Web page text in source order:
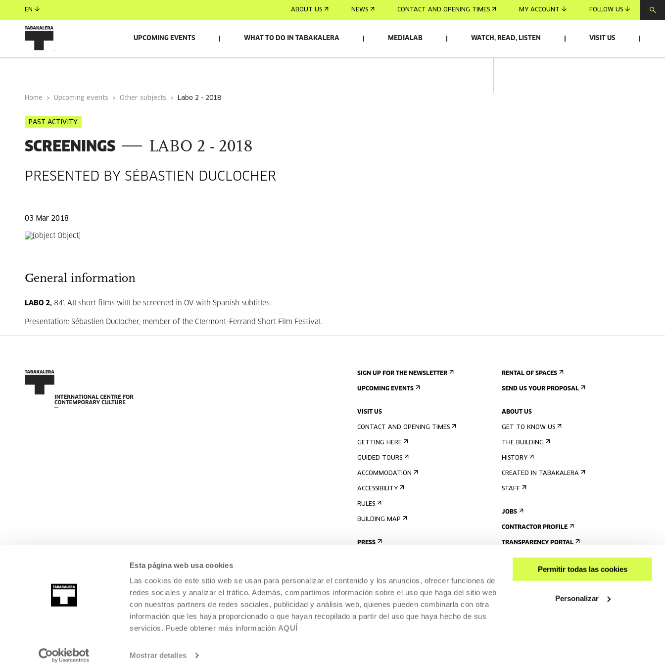
Esta página web usa cookies
Las cookies de este sitio web se usan para personalizar el contenido y los anuncios, ofrecer funciones de
redes sociales y analizar el tráfico. Además, compartimos información sobre el uso que haga del sitio web
con nuestros partners de redes sociales, publicidad y análisis web, quienes pueden combinarla con otra
información que les haya proporcionado o que hayan recopilado a partir del uso que haya hecho de sus
servicios. Puede obtener más información AQUÍ
Mostrar detalles
Permitir todas las cookies
Personalizar
EN ABOUT US NEWS CONTACT AND OPENING TIMES MY ACCOUNT FOLLOW US
UPCOMING EVENTS WHAT TO DO IN TABAKALERA MEDIALAB WATCH, READ, LISTEN VISIT US
Home Upcoming events Other subjects labo 2 - 2018
PAST ACTIVITY
SCREENINGS LABO 2 - 2018
PRESENTED BY SÉBASTIEN DUCLOCHER
03 Mar 2018
General information
LABO 2, 84'. All short films willl be screened in OV with Spanish subtitles.
Presentation: Sébastien Duclocher, member of the Clermont-Ferrand Short Film Festival.
SIGN UP FOR THE NEWSLETTER
UPCOMING EVENTS
VISIT US
CONTACT AND OPENING TIMES
GETTING HERE
GUIDED TOURS
ACCOMMODATION
ACCESSIBILITY
RULES
BUILDING MAP
PRESS
RENTAL OF SPACES
SEND US YOUR PROPOSAL
ABOUT US
GET TO KNOW US
THE BUILDING
HISTORY
CREATED IN TABAKALERA
STAFF
JOBS
CONTRACTOR PROFILE
TRANSPARENCY PORTAL
2026 TABAKALERA. INTERNATIONAL CENTRE OF CONTEMPORARY CULTURE, DONOSTIA /